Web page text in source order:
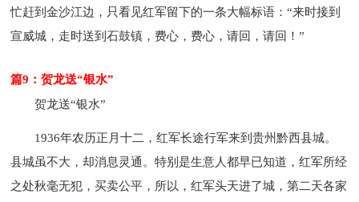
忙赶到金沙江边，只看见红军留下的一条大幅标语：“来时接到
宣威城，走时送到石鼓镇，费心，费心，请回，请回！”
篇9：贺龙送“银水”
贺龙送“银水”
1936年农历正月十二，红军长途行军来到贵州黔西县城。
县城虽不大，却消息灵通。特别是生意人都早已知道，红军所经
之处秋毫无犯，买卖公平，所以，红军头天进了城，第二天各家